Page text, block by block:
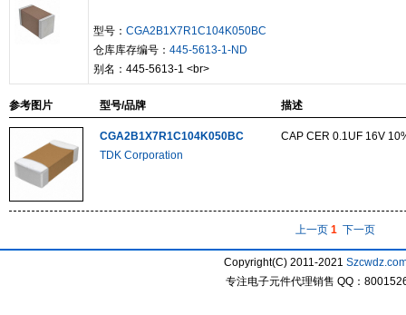
型号： CGA2B1X7R1C104K050BC
仓库库存编号： 445-5613-1-ND
别名：445-5613-1 <br>
参考图片 型号/品牌 描述
CGA2B1X7R1C104K050BC
TDK Corporation
CAP CER 0.1UF 16V
上一页 1 下一页
Copyright(C) 2011-2021
专注电子元件代理销售 QQ：